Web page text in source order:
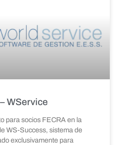
WService
para socios FECRA en la
WS-Success, sistema de
exclusivamente para